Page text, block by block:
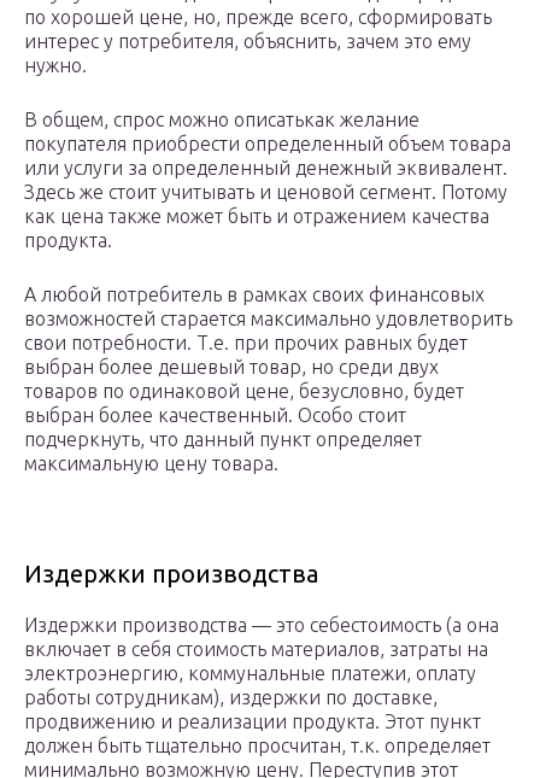
по хорошей цене, но, прежде всего, сформировать
интерес у потребителя, объяснить, зачем это ему
нужно.
В общем, спрос можно описать­как желание
покупателя приобрести определенный объем товара
или услуги за определенный денежный эквивалент.
Здесь же стоит учитывать и ценовой сегмент. Потому
как цена также может быть и отражением качества
продукта.
А любой потребитель в рамках своих финансовых
возможностей старается максимально удовлетворить
свои потребности. Т.е. при прочих равных будет
выбран более дешевый товар, но среди двух
товаров по одинаковой цене, безусловно, будет
выбран более качественный. Особо стоит
подчеркнуть, что данный пункт определяет
максимальную цену товара.
Издержки производства
Издержки производства — ­это себестоимость (а она
включает в себя стоимость материалов, затраты на
электроэнергию, коммунальные платежи, оплату
работы сотрудникам), издержки по доставке,
продвижению и реализации продукта. Этот пункт
должен быть тщательно просчитан, т.к. определяет
минимально возможную цену. Переступив этот